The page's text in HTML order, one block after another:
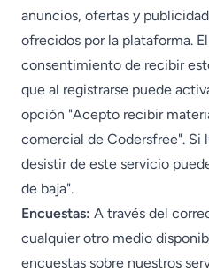
anuncios, ofertas y
ofrecidos por la plataforma.
consentimiento de recibir
que al registrarse puede
opción "Acepto recibir
comercial de Codersfree". Si
desistir de este servicio
de baja".
Encuestas: A través del
cualquier otro medio
encuestas sobre nuestros